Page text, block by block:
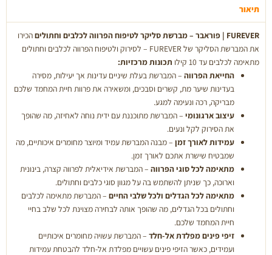
תיאור
FUREVER | פוראבר – מברשת סליקר לטיפוח הפרווה לכלבים וחתולים
הכירו
את המברשת הסליקר של FUREVER – לסירוק ולטיפוח הפרווה לכלבים וחתולים
מתאימה לכלבים עד 10 קילו
תכונות מרכזיות:
החייאת הפרווה – המברשת בעלת שיניים עדינות אך יעילות, מסירה
בעדינות שיער מת, קשרים וסבכים, ומשאירה את פרוות חיית המחמד שלכם
מבריקה, רכה ונעימה למגע.
עיצוב ארגונומי – המברשת מתוכננת עם ידית נוחה לאחיזה, מה שהופך
את הסירוק לקל ונעים.
עמידות לאורך זמן – מבנה המברשת עמיד ומיוצר מחומרים איכותיים, מה
שמבטיח שישרת אתכם לאורך זמן.
מתאימה לכל סוגי הפרווה – המברשת אידיאלית לפרווה קצרה, בינונית
וארוכה, כך שניתן להשתמש בה על מגוון סוגי כלבים וחתולים.
מתאימה לכל הגדלים ולכל שלבי החיים – המברשת מתאימה לכלבים
וחתולים בכל הגדלים, מה שהופך אותה לבחירה מצוינת לכל שלב בחיי
חיית המחמד שלכם.
זיפי פינים מפלדת אל-חלד – המברשת עשויה מחומרים איכותיים
ועמידים, כאשר הזיפי פינים עשויים מפלדת אל-חלד להבטחת עמידות